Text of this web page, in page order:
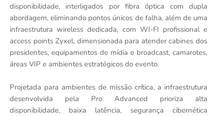
disponibilidade, interligados por fibra óptica com dupla
abordagem, eliminando pontos únicos de falha, além de uma
infraestrutura wireless dedicada, com WI-FI profissional e
access points Zyxel, dimensionada para atender cabines dos
presidentes, equipamentos de mídia e broadcast, camarotes,
áreas VIP e ambientes estratégicos do evento.
Projetada para ambientes de missão crítica, a infraestrutura
desenvolvida pela Pro Advanced prioriza alta
disponibilidade, baixa latência, segurança cibernética